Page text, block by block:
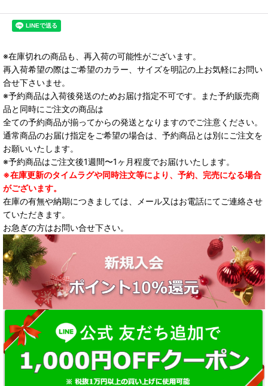
※在庫切れの商品も、再入荷の可能性がございます。
再入荷希望の際はご希望のカラー、サイズを明記の上お気軽にお問い
合せ下さいませ。
※予約商品は入荷後発送のためお届け指定不可です。また予約販売商
品と同時にご注文の商品は
全ての予約商品が揃ってからの発送となりますのでご注意ください。
通常商品のお届け指定をご希望の場合は、予約商品とは別にご注文を
お願いいたします。
※予約商品はご注文後1週間〜1ヶ月程度でお届けいたします。
※在庫更新のタイムラグや同時注文等により、予約、完売になる場合
がございます。
在庫の有無や納期につきましては、メール又はお電話にてご連絡させ
ていただきます。
お急ぎの方はお問い合せ下さい。